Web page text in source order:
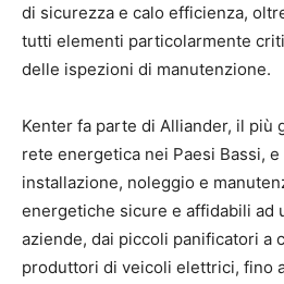
di sicurezza e calo efficienza,
tutti elementi particolarmente
delle ispezioni di manutenzione.
Kenter fa parte di Alliander, il più
rete energetica nei Paesi Bassi,
installazione, noleggio e
energetiche sicure e affidabili ad
aziende, dai piccoli panificatori a
produttori di veicoli elettrici, fino